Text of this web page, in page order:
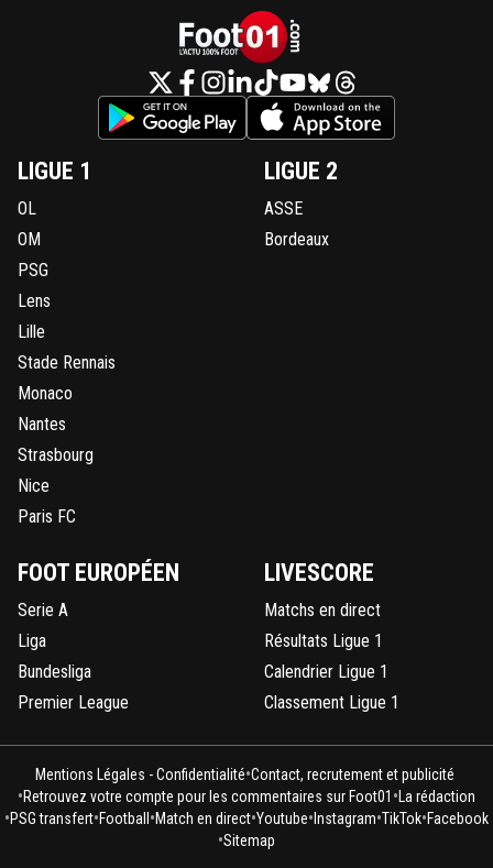
LIGUE 1
OL
OM
PSG
Lens
Lille
Stade Rennais
Monaco
Nantes
Strasbourg
Nice
Paris FC
LIGUE 2
ASSE
Bordeaux
FOOT EUROPÉEN
Serie A
Liga
Bundesliga
Premier League
LIVESCORE
Matchs en direct
Résultats Ligue 1
Calendrier Ligue 1
Classement Ligue 1
Mentions Légales - Confidentialité•Contact, recrutement et publicité
•Retrouvez votre compte pour les commentaires sur Foot01 •La rédaction
•PSG transfert•Football •Match en direct•Youtube• Instagram•TikTok•Facebook
•Sitemap